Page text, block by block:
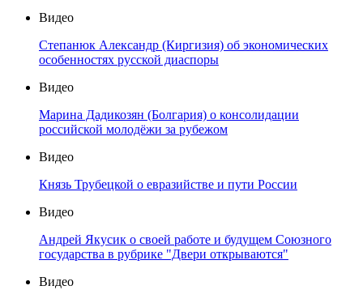
Видео
Степанюк Александр (Киргизия) об экономических
особенностях русской диаспоры
Видео
Марина Дадикозян (Болгария) о консолидации
российской молодёжи за рубежом
Видео
Князь Трубецкой о евразийстве и пути России
Видео
Андрей Якусик о своей работе и будущем Союзного
государства в рубрике "Двери открываются"
Видео